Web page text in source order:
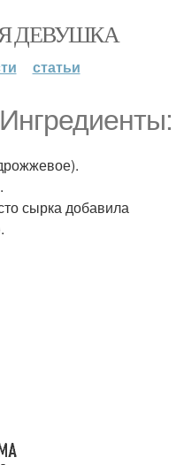
ДЕВУШКА
статьи
сырка добавила